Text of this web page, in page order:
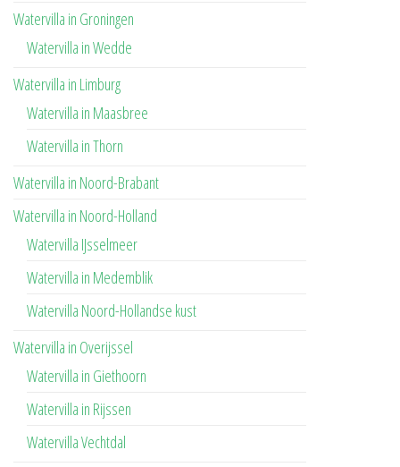
Watervilla in Groningen
Watervilla in Wedde
Watervilla in Limburg
Watervilla in Maasbree
Watervilla in Thorn
Watervilla in Noord-Brabant
Watervilla in Noord-Holland
Watervilla IJsselmeer
Watervilla in Medemblik
Watervilla Noord-Hollandse kust
Watervilla in Overijssel
Watervilla in Giethoorn
Watervilla in Rijssen
Watervilla Vechtdal